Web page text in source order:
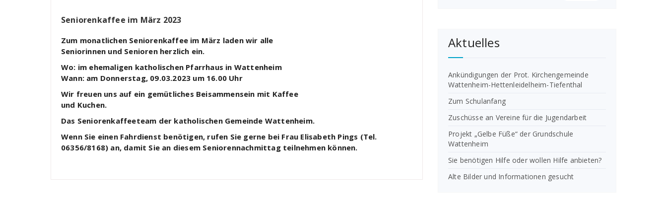
Seniorenkaffee im März 2023
Zum monatlichen Seniorenkaffee im März laden wir alle
Seniorinnen und Senioren herzlich ein.
Wo: im ehemaligen katholischen Pfarrhaus in Wattenheim
Wann: am Donnerstag, 09.03.2023 um 16.00 Uhr
Wir freuen uns auf ein gemütliches Beisammensein mit Kaffee
und Kuchen.
Das Seniorenkaffeeteam der katholischen Gemeinde Wattenheim.
Wenn Sie einen Fahrdienst benötigen, rufen Sie gerne bei Frau Elisabeth Pings (Tel.
06356/8168) an, damit Sie an diesem Seniorennachmittag teilnehmen können.
Aktuelles
Ankündigungen der Prot. Kirchengemeinde
Wattenheim-Hettenleidelheim-Tiefenthal
Zum Schulanfang
Zuschüsse an Vereine für die Jugendarbeit
Projekt „Gelbe Füße“ der Grundschule
Wattenheim
Sie benötigen Hilfe oder wollen Hilfe anbieten?
Alte Bilder und Informationen gesucht